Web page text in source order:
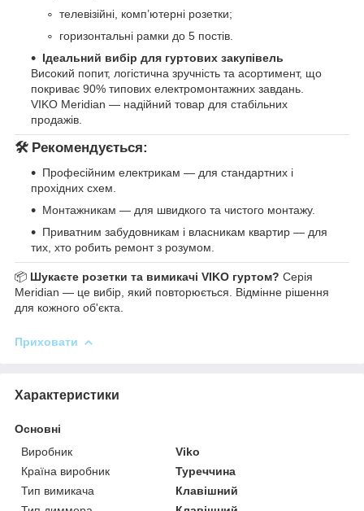
телевізійні, комп’ютерні розетки;
горизонтальні рамки до 5 постів.
Ідеальний вибір для гуртових закупівель
Високий попит, логістична зручність та асортимент, що
покриває 90% типових електромонтажних завдань.
VIKO Meridian — надійний товар для стабільних
продажів.
🛠 Рекомендується:
Професійним електрикам — для стандартних і
прохідних схем.
Монтажникам — для швидкого та чистого монтажу.
Приватним забудовникам і власникам квартир — для
тих, хто робить ремонт з розумом.
📦 Шукаєте розетки та вимикачі VIKO гуртом? Серія
Meridian — це вибір, який повторюється. Відмінне рішення
для кожного об'єкта.
Приховати
Характеристики
Основні
Виробник
Viko
Країна виробник
Туреччина
Тип вимикача
Клавішний